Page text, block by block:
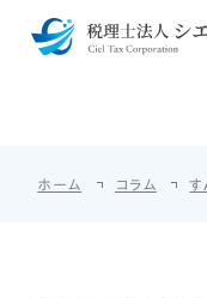
シエルが選ばれる
ホーム コラム す